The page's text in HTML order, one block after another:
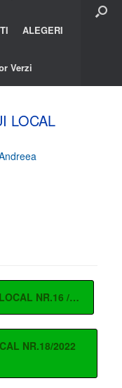
ALEGERI
Verzi
LOCAL
NR.16 /…
NR.18/2022